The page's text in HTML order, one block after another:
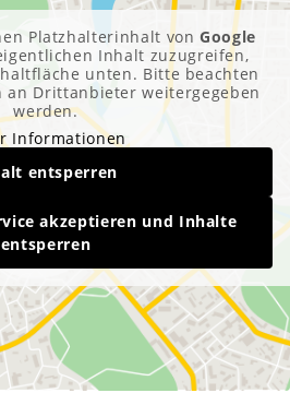
Platzhalterinhalt vonGoogle
Inhalt zuzugreifen,
unten. Bitte beachten
an Drittanbieter weitergegeben
werden.
Informationen
entsperren
akzeptieren und Inhalte
entsperren